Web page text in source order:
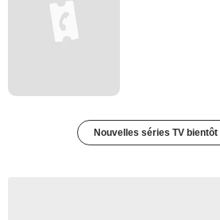
Nouvelles séries TV